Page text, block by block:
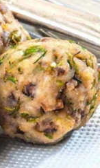
Εύκολη 1:00